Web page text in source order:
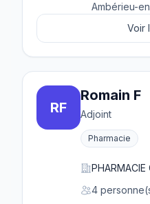
Ambérieu-
Voir
RF
Romain F
Adjoint
Pharmacie
PHARMACIE
4